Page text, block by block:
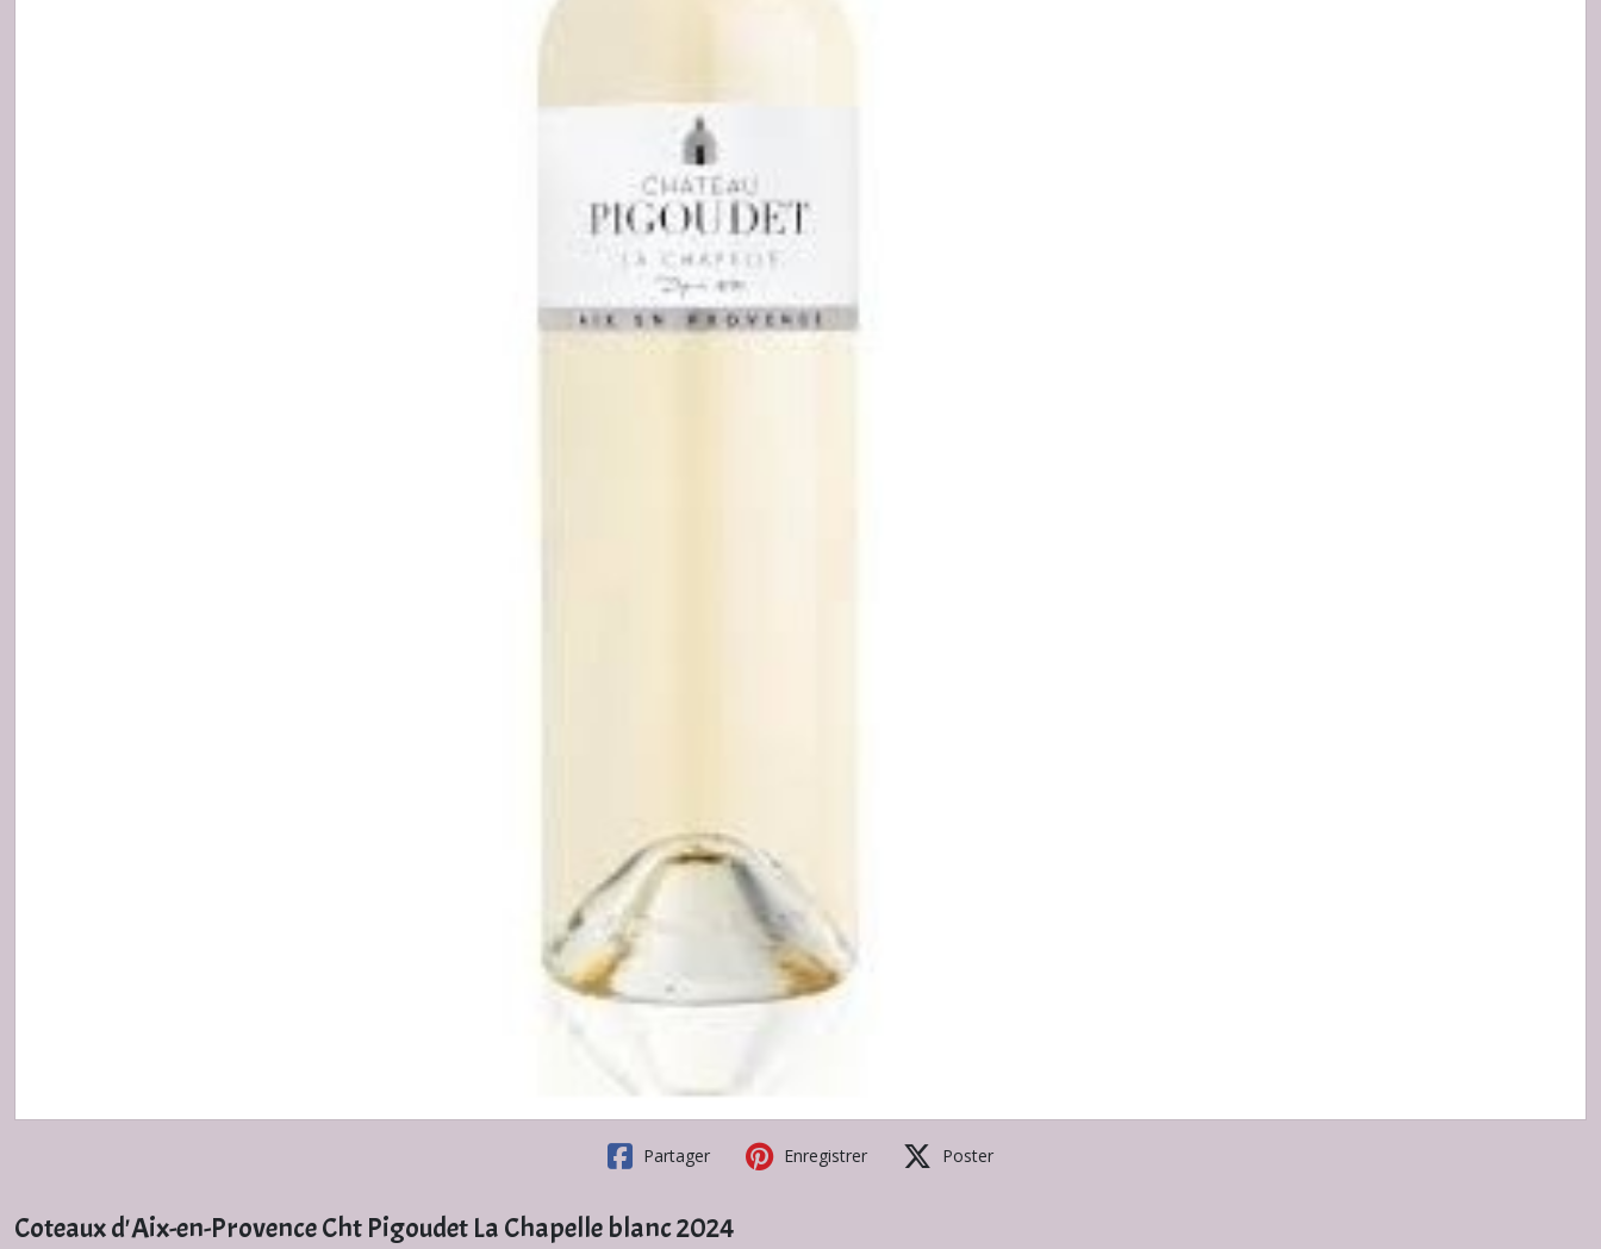
Partager Enregistrer Poster
Coteaux d'Aix-en-Provence Cht Pigoudet La Chapelle blanc 2024